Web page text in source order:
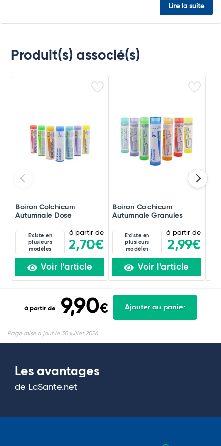
Lire la suite
Produit(s) associé(s)
Boiron Colchicum
Autumnale Dose
Existe en
plusieurs
modèles
à partir de
2,70€
Voir l'article
Boiron Colchicum
Autumnale Granules
Existe en
plusieurs
modèles
à partir de
2,99€
Voir l'article
g
à partir de 9,90€ Ajouter au panier
Page mise à jour le 30 juillet 2026
Les avantages
de LaSante.net